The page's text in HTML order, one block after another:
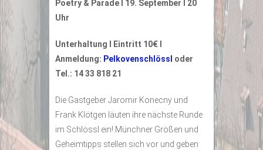
Poetry & Parade I 19. September I 20
Uhr
Unterhaltung I Eintritt 10€ I
Anmeldung: Pelkovenschlössl oder
Tel.: 14 33 818 21
Die Gastgeber Jaromir Konecny und
Frank Klötgen läuten ihre nächste Runde
im Schlössl ein! Münchner Größen und
Geheimtipps stellen sich vor und geben